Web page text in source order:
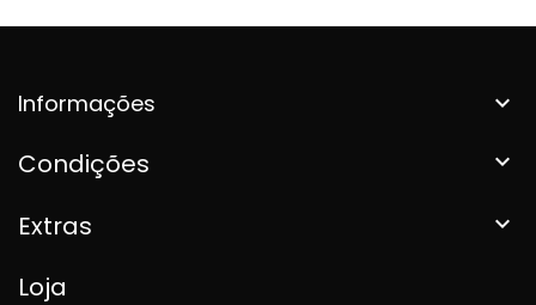
Informações 
Condições 
Extras 
Loja